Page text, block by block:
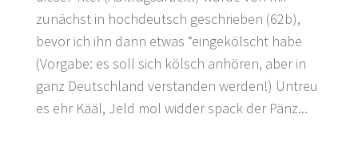
zunächst in hochdeutsch geschrieben (62b),
bevor ich ihn dann etwas “eingekölscht habe
(Vorgabe: es soll sich kölsch anhören, aber in
ganz Deutschland verstanden werden!) Untreu
es ehr Kääl, Jeld mol widder spack der Pänz...